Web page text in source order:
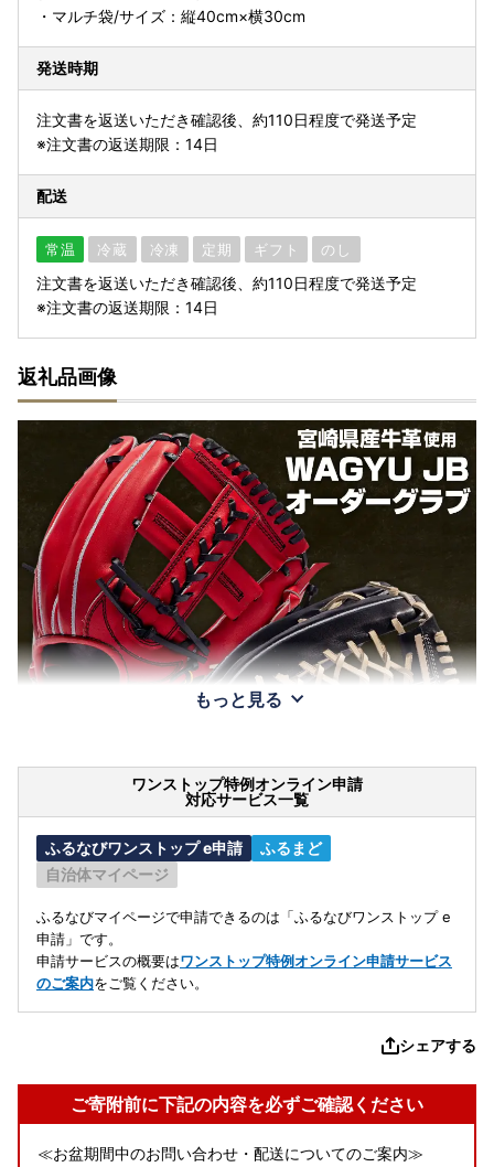
・マルチ袋/サイズ：縦40cm×横30cm
発送時期
注文書を返送いただき確認後、約110日程度で発送予定
※注文書の返送期限：14日
配送
常温 冷蔵 冷凍 定期 ギフト のし
注文書を返送いただき確認後、約110日程度で発送予定
※注文書の返送期限：14日
返礼品画像
もっと見る
ワンストップ特例オンライン申請
対応サービス一覧
ふるなびワンストップ e申請
ふるまど
自治体マイページ
ふるなびマイページで申請できるのは「ふるなびワンストップ e
申請」です。
申請サービスの概要はワンストップ特例オンライン申請サービス
のご案内をご覧ください。
シェアする
ご寄附前に下記の内容を必ずご確認ください
≪お盆期間中のお問い合わせ・配送についてのご案内≫